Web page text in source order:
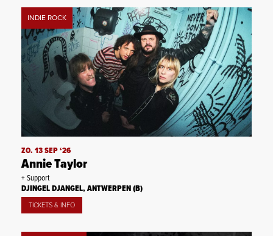
INDIE ROCK
ZO. 13 SEP ‘26
Annie Taylor
+ Support
DJINGEL DJANGEL, ANTWERPEN (B)
TICKETS & INFO